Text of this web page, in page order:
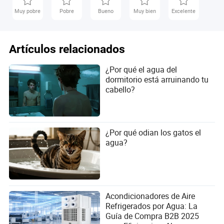
Conclusión
El dilema del "agua del dormitorio" es una parte real y
frustrante de la experiencia universitaria para muchos
estudiantes. La combinación de agua dura regional y
plomería envejecida en el campus crea la tormenta
perfecta para problemas capilares, convirtiendo lo que
debería ser una simple rutina diaria en una fuente de
estrés. Sin embargo, este es un desafío que puede
superar. Al comprender la ciencia detrás del agua dura y la
acumulación de minerales, puede armarse con las
herramientas adecuadas, desde un filtro de ducha que
Muy pobre Pobre Bueno Muy bien Excelente
Artículos relacionados
¿Por qué el agua del
dormitorio está arruinando tu
cabello?
¿Por qué odian los gatos el
agua?
Acondicionadores de Aire
Refrigerados por Agua: La
Guía de Compra B2B 2025